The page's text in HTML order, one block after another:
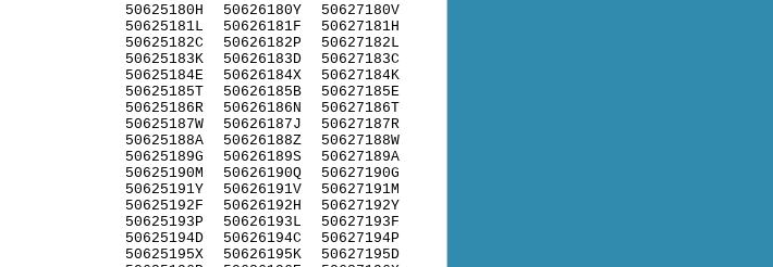
50625180H
50625181L
50625182C
50625183K
50625184E
50625185T
50625186R
50625187W
50625188A
50625189G
50625190M
50625191Y
50625192F
50625193P
50625194D
50625195X
50626180Y
50626181F
50626182P
50626183D
50626184X
50626185B
50626186N
50626187J
50626188Z
50626189S
50626190Q
50626191V
50626192H
50626193L
50626194C
50626195K
50627180V
50627181H
50627182L
50627183C
50627184K
50627185E
50627186T
50627187R
50627188W
50627189A
50627190G
50627191M
50627192Y
50627193F
50627194P
50627195D